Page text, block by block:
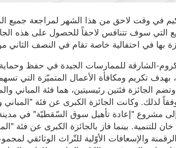
في وقت لاحق من هذا الشهر لمراجعة جميع
التي سوف تتنافس لاحقاً للحصول على هذه
بها في احتفالية خاصة تقام في النصف الثاني
الشارقة للممارسات الجيدة في حفظ وحماية
مرة في عام 2017، بهدف تكريم ومكافأة الأعمال المتميّزة
الجائزة فئتين رئيسيتين، هما فئة المباني
لذلك. وكانت الجائزة الكبرى عن فئة "المباني
مشروع "إعادة تأهيل سوق السّقطيّة" في
خان للتنمية. بينما فاز بالجائزة الكبرى عن
والإسعافات الأوّلية للتّراث الوثائقي